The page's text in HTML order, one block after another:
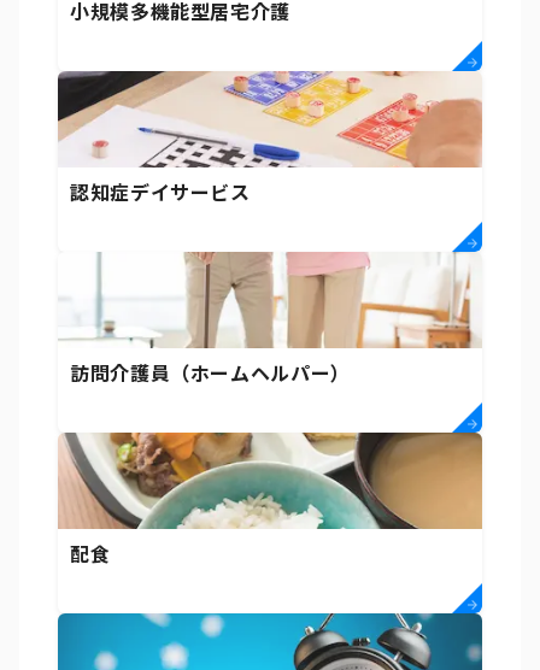
小規模多機能型居宅介護
認知症デイサービス
訪問介護員（ホームヘルパー）
配食